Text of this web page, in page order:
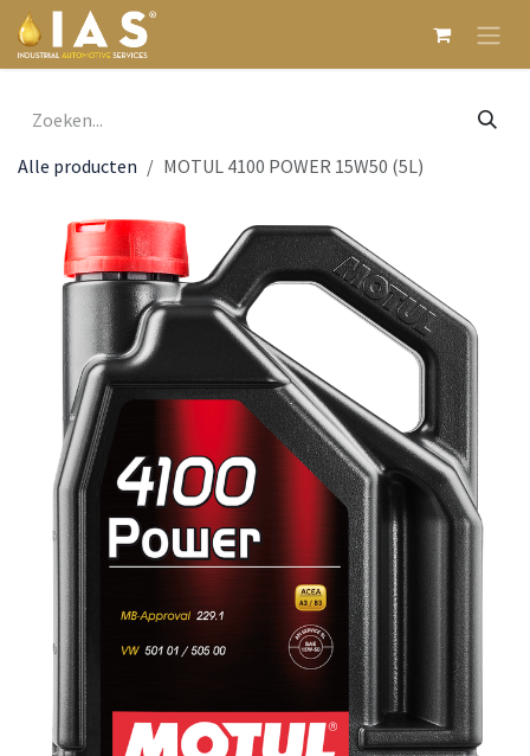
Overslaan naar inhoud
Alle producten MOTUL 4100 POWER 15W50 (5L)